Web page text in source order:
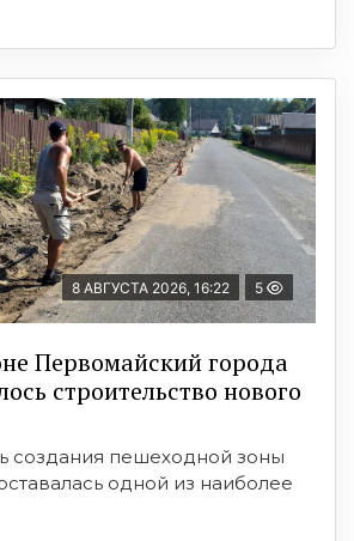
8 АВГУСТА 2026, 16:22 5
Первомайский города
строительство нового
создания пешеходной зоны
одной из наиболее